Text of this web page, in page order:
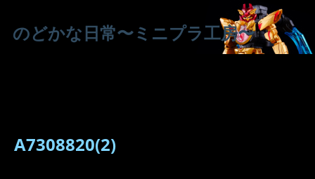
のどかな日常〜ミニプラ工房〜
A7308820(2)